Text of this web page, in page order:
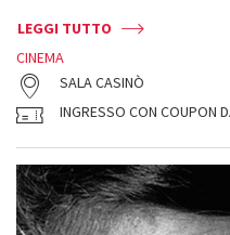
LEGGI TUTTO
CINEMA
SALA CASINÒ
INGRESSO CON COUPON